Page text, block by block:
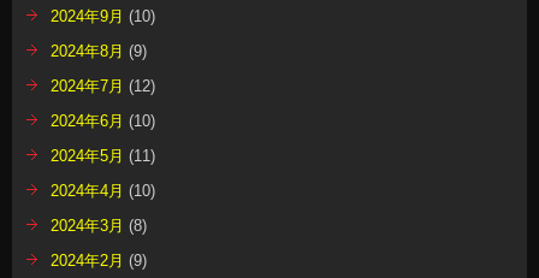
2024年9月 (10)
2024年8月 (9)
2024年7月 (12)
2024年6月 (10)
2024年5月 (11)
2024年4月 (10)
2024年3月 (8)
2024年2月 (9)